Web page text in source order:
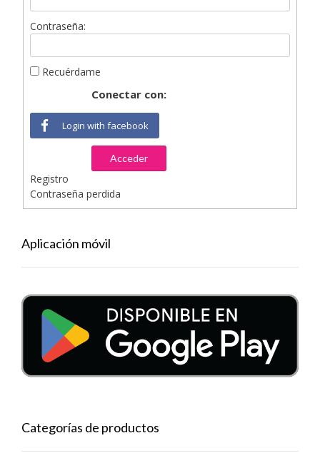
Contraseña:
Recuérdame
Conectar con:
Login with facebook
Acceder
Registro
Contraseña perdida
Aplicación móvil
Categorías de productos